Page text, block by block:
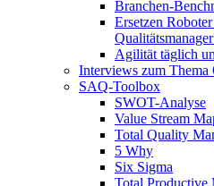
Branchen-
Ersetzen
Agilität täglich
Interviews zum Thema
SAQ-Toolbox
SWOT-Analyse
Value Stream
Total Quality
5 Why
Six Sigma
Total Productive